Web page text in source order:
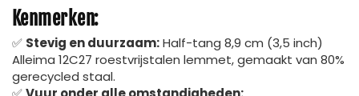
Kenmerken:
✅ Stevig en duurzaam:Half-tang 8,9 cm (3,5 inch)
Alleima 12C27 roestvrijstalen lemmet, gemaakt van 80%
gerecycled staal.